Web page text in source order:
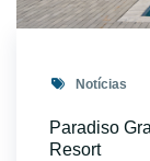
Notícias
Paradiso
Resort